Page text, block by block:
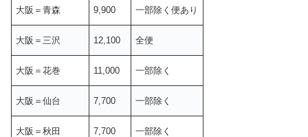
大阪＝青森 9,900 一部除く便あり
大阪＝三沢 12,100 全便
大阪＝花巻 11,000 一部除く
大阪＝仙台 7,700 一部除く
大阪＝秋田 7,700 一部除く